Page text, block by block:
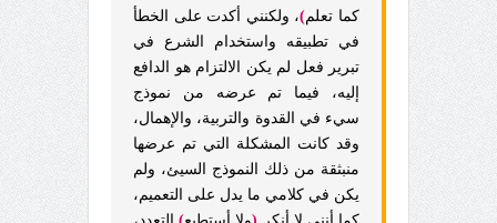
كما تعلم)، ولكنني أكدت على الخطأ
في تطبيقه واستخدام الشرع في
تبرير فعل لم يكن الالتزام هو الدافع
إليه، فيما تم عرضه من نموذج
سيء في القدوة والتربية، والإهمال،
وقد كانت المشكلة التي تم عرضها
منبثقة من ذلك النموذج السيئ، ولم
يكن في كلامي ما يدل على التعميم،